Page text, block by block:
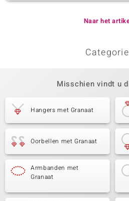
Naar het
Misschien vindt u
Hangers met Granaat
Oorbellen met Granaat
Armbanden met
Granaat